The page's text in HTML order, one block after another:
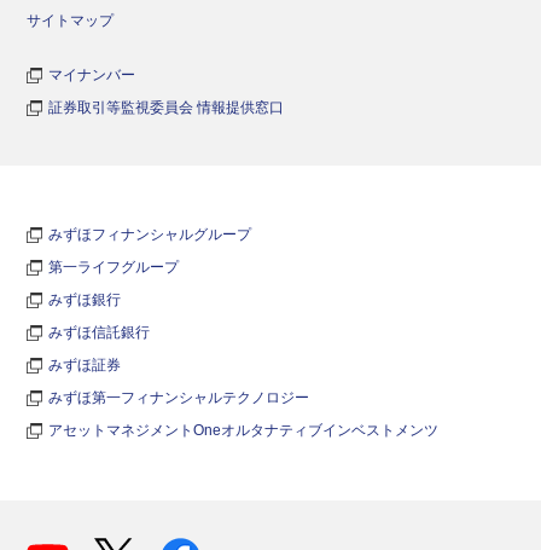
サイトマップ
マイナンバー
証券取引等監視委員会 情報提供窓口
みずほフィナンシャルグループ
第一ライフグループ
みずほ銀行
みずほ信託銀行
みずほ証券
みずほ第一フィナンシャルテクノロジー
アセットマネジメントOneオルタナティブインベストメンツ